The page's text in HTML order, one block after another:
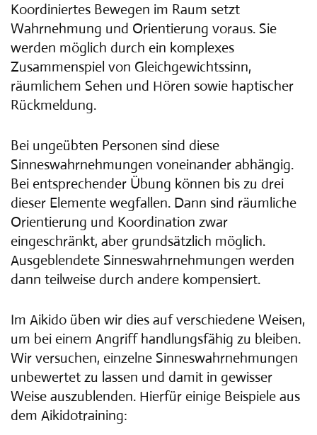
Koordiniertes Bewegen im Raum setzt
Wahrnehmung und Orientierung voraus. Sie
werden möglich durch ein komplexes
Zusammenspiel von Gleichgewichtssinn,
räumlichem Sehen und Hören sowie haptischer
Rückmeldung.
Bei ungeübten Personen sind diese
Sinneswahrnehmungen voneinander abhängig.
Bei entsprechender Übung können bis zu drei
dieser Elemente wegfallen. Dann sind räumliche
Orientierung und Koordination zwar
eingeschränkt, aber grundsätzlich möglich.
Ausgeblendete Sinneswahrnehmungen werden
dann teilweise durch andere kompensiert.
Im Aikido üben wir dies auf verschiedene Weisen,
um bei einem Angriff handlungsfähig zu bleiben.
Wir versuchen, einzelne Sinneswahrnehmungen
unbewertet zu lassen und damit in gewisser
Weise auszublenden. Hierfür einige Beispiele aus
dem Aikidotraining: